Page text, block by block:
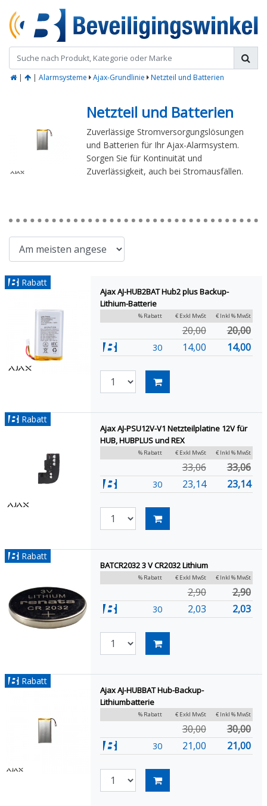
| | Alarmsysteme Ajax-Grundlinie Netzteil und Batterien
Netzteil und Batterien
Zuverlässige Stromversorgungslösungen
und Batterien für Ihr Ajax-Alarmsystem.
Sorgen Sie für Kontinuität und
Zuverlässigkeit, auch bei Stromausfällen.
Rabatt
Ajax AJ-HUB2BAT Hub2 plus Backup-
Lithium-Batterie
% Rabatt € Exkl MwSt € Inkl % MwSt
20,00 20,00
30 14,00 14,00
Rabatt
Ajax AJ-PSU12V-V1 Netzteilplatine 12V für
HUB, HUBPLUS und REX
% Rabatt € Exkl MwSt € Inkl % MwSt
33,06 33,06
30 23,14 23,14
Rabatt
BATCR2032 3 V CR2032 Lithium
% Rabatt € Exkl MwSt € Inkl % MwSt
2,90 2,90
30 2,03 2,03
Rabatt
Ajax AJ-HUBBAT Hub-Backup-
Lithiumbatterie
% Rabatt € Exkl MwSt € Inkl % MwSt
30,00 30,00
30 21,00 21,00